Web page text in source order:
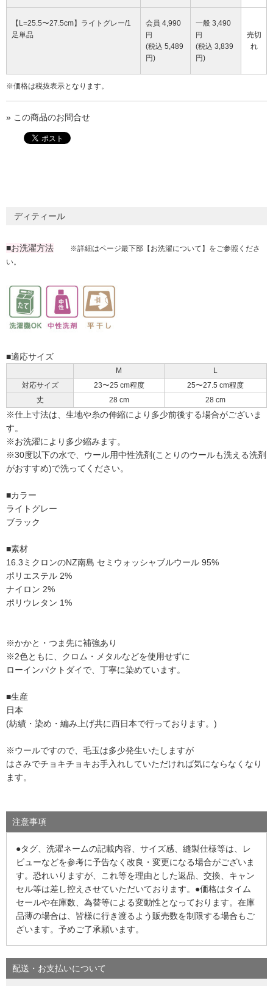
【L=25.5〜27.5cm】ライトグレー/1
足単品
会員 4,990
円
(税込 5,489
円)
一般 3,490
円
(税込 3,839
円)
売切
れ
※価格は税抜表示となります。
» この商品のお問合せ
ディティール
■お洗濯方法
※詳細はページ最下部【お洗濯について】をご参照くださ
い。
■適応サイズ
M
L
対応サイズ
23〜25 cm程度
25〜27.5 cm程度
丈
28 cm 28 cm
※仕上寸法は、生地や糸の伸縮により多少前後する場合がございま
す。
※お洗濯により多少縮みます。
※30度以下の水で、ウール用中性洗剤(ことりのウールも洗える洗剤
がおすすめ)で洗ってください。
■カラー
ライトグレー
ブラック
■素材
16.3ミクロンのNZ南島 セミウォッシャブルウール 95%
ポリエステル 2%
ナイロン 2%
ポリウレタン 1%
※かかと・つま先に補強あり
※2色ともに、クロム・メタルなどを使用せずに
ローインパクトダイで、丁寧に染めています。
■生産
日本
(紡績・染め・編み上げ共に西日本で行っております。)
※ウールですので、毛玉は多少発生いたしますが
はさみでチョキチョキお手入れしていただければ気にならなくなり
ます。
注意事項
●タグ、洗濯ネームの記載内容、サイズ感、縫製仕様等は、レ
ビューなどを参考に予告なく改良・変更になる場合がございま
す。恐れいりますが、これ等を理由とした返品、交換、キャン
セル等は差し控えさせていただいております。●価格はタイム
セールや在庫数、為替等による変動性となっております。在庫
品薄の場合は、皆様に行き渡るよう販売数を制限する場合もご
ざいます。予めご了承願います。
配送・お支払いについて